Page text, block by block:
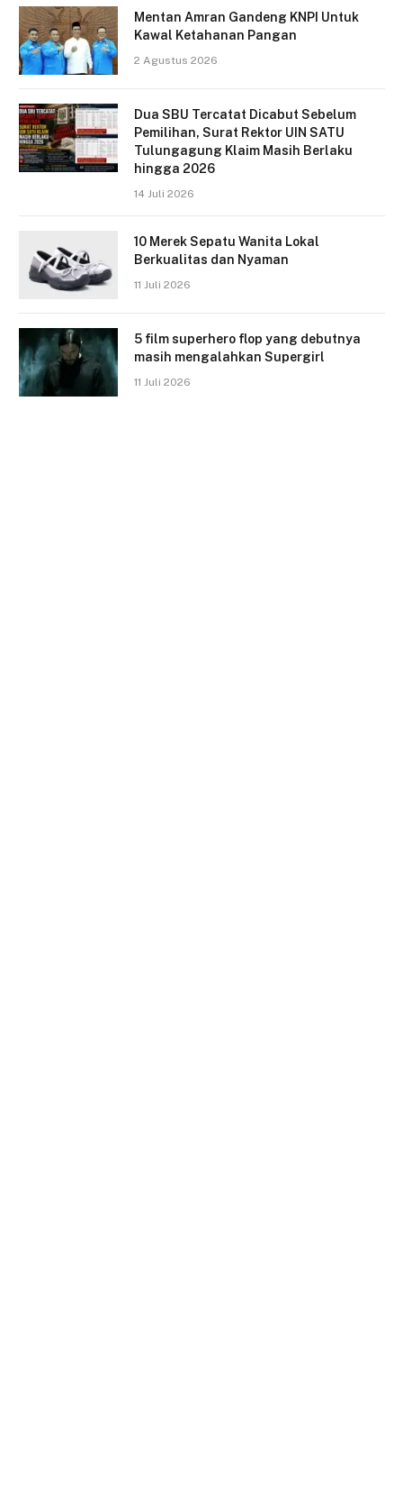
Mentan Amran Gandeng KNPI Untuk
Kawal Ketahanan Pangan
2 Agustus 2026
Dua SBU Tercatat Dicabut Sebelum
Pemilihan, Surat Rektor UIN SATU
Tulungagung Klaim Masih Berlaku
hingga 2026
14 Juli 2026
10 Merek Sepatu Wanita Lokal
Berkualitas dan Nyaman
11 Juli 2026
5 film superhero flop yang debutnya
masih mengalahkan Supergirl
11 Juli 2026